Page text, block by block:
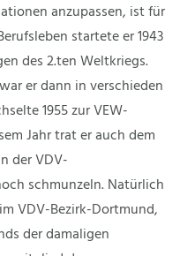
anzupassen, ist für
startete er 1943
des 2.ten Weltkriegs.
er dann in verschieden
1955 zur VEW-
Jahr trat er auch dem
der VDV-
schmunzeln. Natürlich
VDV-Bezirk-Dortmund,
der damaligen